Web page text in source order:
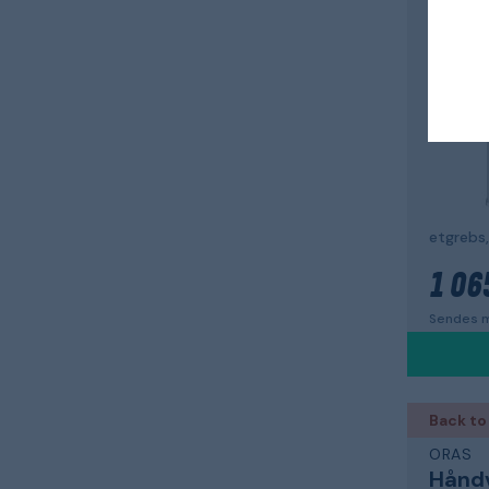
1
Sendes
Back
ORAS